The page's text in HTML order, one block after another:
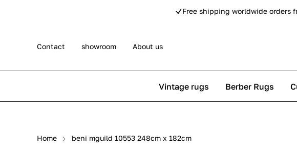
Free shipping worldwide orders
Contact showroom About us
Vintage rugs
Persian rugs Berber rugs
Berber Rugs
Home beni mguild 10553 248cm x 182cm